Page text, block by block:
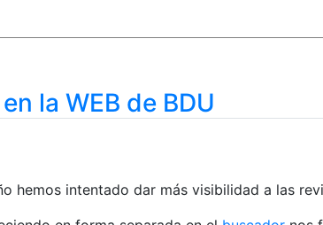
la WEB de BDU
hemos intentado dar más visibilidad a las